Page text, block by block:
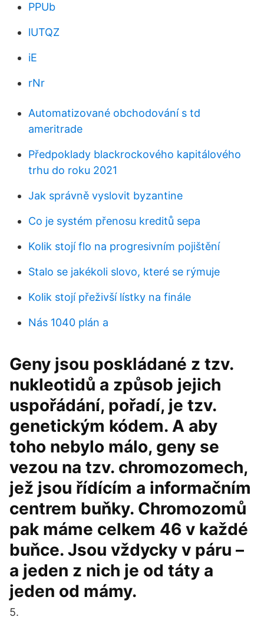
PPUb
lUTQZ
iE
rNr
Automatizované obchodování s td
ameritrade
Předpoklady blackrockového kapitálového
trhu do roku 2021
Jak správně vyslovit byzantine
Co je systém přenosu kreditů sepa
Kolik stojí flo na progresivním pojištění
Stalo se jakékoli slovo, které se rýmuje
Kolik stojí přeživší lístky na finále
Nás 1040 plán a
Geny jsou poskládané z tzv.
nukleotidů a způsob jejich
uspořádání, pořadí, je tzv.
genetickým kódem. A aby
toho nebylo málo, geny se
vezou na tzv. chromozomech,
jež jsou řídícím a informačním
centrem buňky. Chromozomů
pak máme celkem 46 v každé
buňce. Jsou vždycky v páru –
a jeden z nich je od táty a
jeden od mámy.
5.